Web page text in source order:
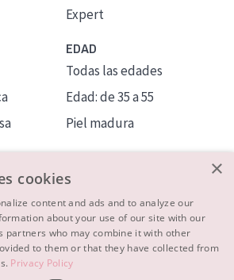
Expert
EDAD
Todas las edades
Edad: de 35 a 55
Piel madura
×
cookies
content and ads and to analyze our
about your use of our site with our
partners who may combine it with other
to them or that they have collected from
Privacy Policy